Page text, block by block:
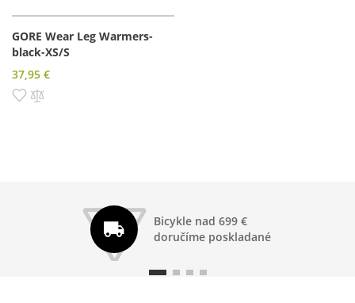
GORE Wear Leg Warmers-
black-XS/S
37,95 €
Pridať do zoznamu prianí
Bicykle nad 699 €
doručíme poskladané